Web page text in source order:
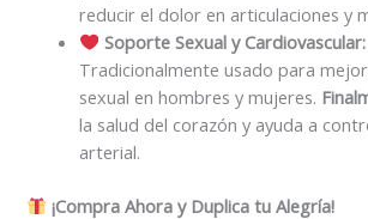
reducir el dolor en articulaciones y
Soporte Sexual y Cardiovascular:
Tradicionalmente usado para
sexual en hombres y mujeres.
la salud del corazón y ayuda a
arterial.
¡Compra Ahora y Duplica tu Alegría!